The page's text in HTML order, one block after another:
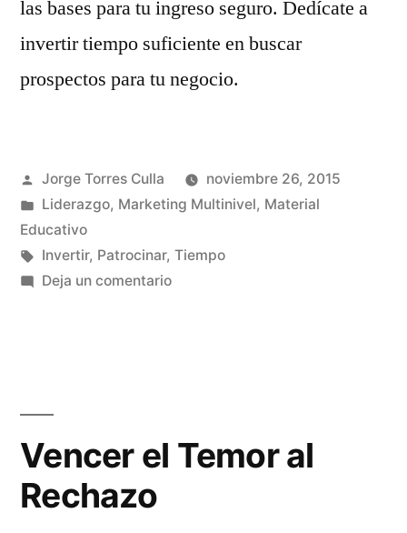
las bases para tu ingreso seguro. Dedícate a
invertir tiempo suficiente en buscar
prospectos para tu negocio.
Publicado
por
Jorge Torres Culla
noviembre 26, 2015
Publicado
en
Liderazgo, Marketing Multinivel, Material
Educativo
Etiquetas:
Invertir, Patrocinar, Tiempo
Deja un comentarioen
Vencer el Temor al
Rechazo